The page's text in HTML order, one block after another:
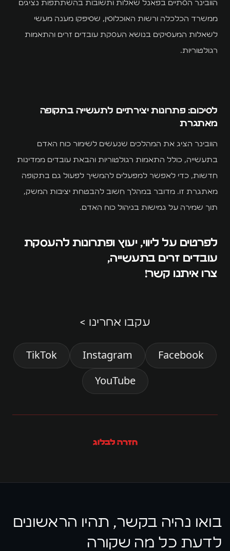
הוובינר הסתיים בפאנל שאלות ותשובות בהשתתפות נציגים
ממשרד הכלכלה ורשות האוכלוסין, שסיפקו מענה מעשי
לשאלות המעסיקים בנושא העסקת עובדים זרים והתאמות
רגולטוריות.
לסיכום: פתרונות יצירתיים לתעשייה בתקופה
מאתגרת
הוובינר הציג את המהלכים שנעשים לשימור כוח האדם
בתעשייה, כולל התאמות רגולטוריות והבאת עובדים ממדינות
חדשות, כדי לאפשר למפעלים להמשיך לפעול גם בתקופה
מאתגרת זו. מדובר במהלך חשוב להבטחת יציבות המשק,
תוך שמירה על גמישות בניהול כוח האדם.
לפרטים על ליווי, יעוץ ופתרונות להעסקת
עובדים זרים בתעשייה,
צרו איתנו קשר!
עקבו אחרינו >
Facebook
Instagram
TikTok
YouTube
חזרה לבלוג
בואו נהיה בקשר, תהיו הראשונים
לדעת כל מה שקורה